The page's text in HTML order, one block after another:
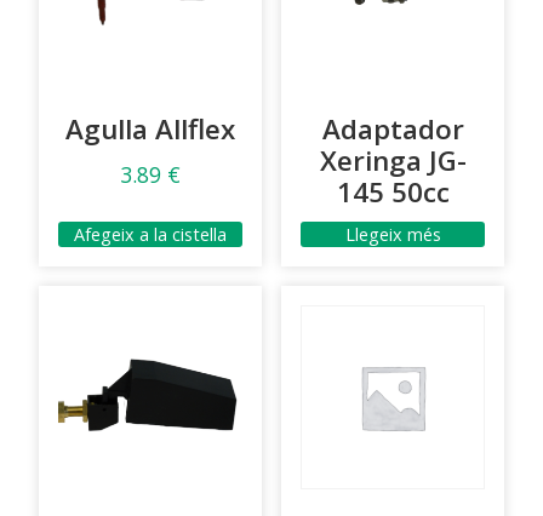
Agulla Allflex
3.89 €
Afegeix a la cistella
Adaptador
Xeringa JG-
145 50cc
Llegeix més